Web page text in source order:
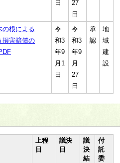
日
27
日
の根による
損害賠償の
令
和3
年9
月1
日
令
和3
年9
月
27
日
承
認
地
域
建
設
上程
日
議決
日
議
決
結
付
託
委